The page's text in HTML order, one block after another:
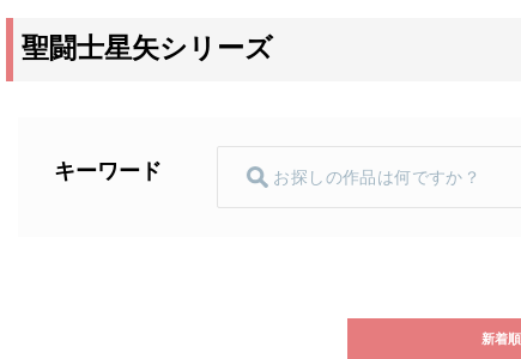
聖闘士星矢シリーズ
キーワード
新着順